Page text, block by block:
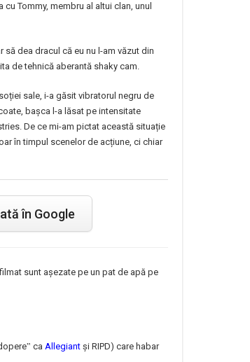
Tommy, membru al altui clan, unul
să dea dracul că eu nu l-am văzut din
de tehnică aberantă shaky cam.
sale, i-a găsit vibratorul negru de
bașca l-a lăsat pe intensitate
De ce mi-am pictat această situație
în timpul scenelor de acțiune, ci chiar
în Google
sunt așezate pe un pat de apă pe
ca Allegiant și RIPD) care habar